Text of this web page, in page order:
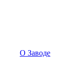
О Заводе